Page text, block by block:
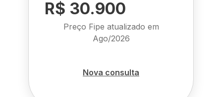
R$ 30.900
Preço Fipe atualizado em
Ago/2026
Nova consulta